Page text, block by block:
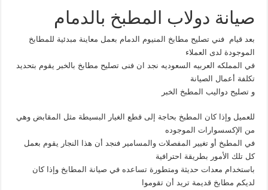
صيانة دولاب المطبخ بالدمام
بعد قيام فني تصليح مطابخ المنيوم الدمام بعمل معاينة مبدئية للمطابخ
الموجودة لدى العملاء
في المملكه العربيه السعوديه نجد ان فنى تصليح مطابخ بالخبر يقوم بتحديد
تكلفة أعمال الصيانة
و تصليح دواليب المطبخ الخبر
للعميل وإذا كان المطبخ بحاجة إلى قطع الغيار البسيطة مثل المقابض وهي
من الإكسسوارات الموجوده
في المطبخ أو تغيير المفصلات والمسامير فنجد أن هذا النجار يقوم بعمل
كل تلك الأمور بطريقة احترافية
باستخدام معدات حديثة ومتطورة تساعده في صيانة المطابخ وإذا كان
لديكم مطابخ قديمة تريد أن تقوموا